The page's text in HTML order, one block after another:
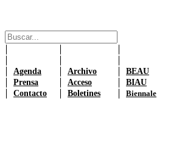
Agenda Archivo
BEAU
Prensa
Acceso
BIAU
Contacto
Boletines Biennale